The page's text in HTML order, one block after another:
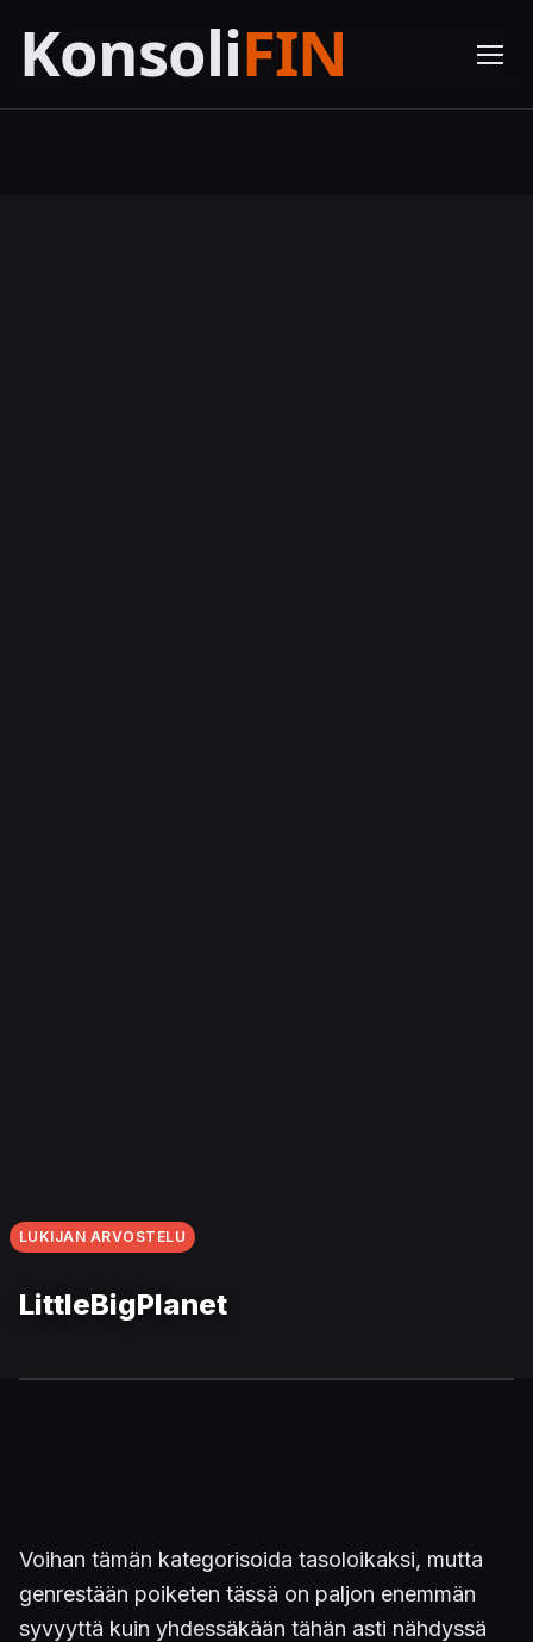
LUKIJAN ARVOSTELU
LittleBigPlanet
Voihan tämän kategorisoida tasoloikaksi, mutta
genrestään poiketen tässä on paljon enemmän
syvyyttä kuin yhdessäkään tähän asti nähdyssä